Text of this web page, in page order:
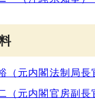
（元内閣法制局
（元内閣官房副